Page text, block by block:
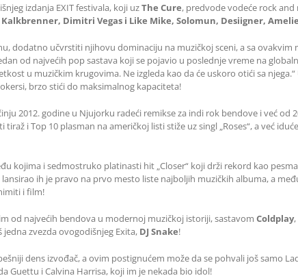
izdanja EXIT festivala, koji uzThe Cure, predvode vodeće rock
Kalkbrenner, Dimitri Vegas i Like Mike, Solomun, Desiigner,
dodatno učvrstiti njihovu dominaciju na muzičkoj sceni, a sa ovakvim
od najvećih pop sastava koji se pojavio u poslednje vreme na
u muzičkim krugovima. Ne izgleda kao da će uskoro otići sa njega.“
brzo stići do maksimalnog kapaciteta!
2012. godine u Njujorku radeći remikse za indi rok bendove i već od
i Top 10 plasman na američkoj listi stiže uz singl „Roses“, a već
kojima i sedmostruko platinasti hit „Closer“ koji drži rekord kao
ih je pravo na prvo mesto liste najboljih muzičkih albuma, a
i film!
od najvećih bendova u modernoj muzičkoj istoriji, sastavom Coldplay
jedna zvezda ovogodišnjeg Exita, DJ Snake!
dens izvođač, a ovim postignućem može da se pohvali još samo
Guettu i Calvina Harrisa, koji im je nekada bio idol!